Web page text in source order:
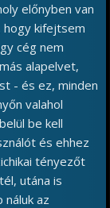
előnyben van
hogy kifejtsem
cég nem
alapelvet,
- és ez, minden
valahol
be kell
és ehhez
tényezőt
utána is
náluk az